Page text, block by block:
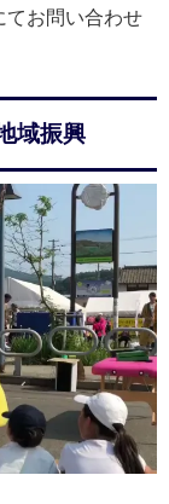
てお問い合わせ
域振興